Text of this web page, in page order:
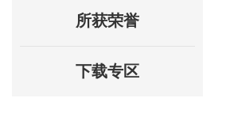
所获荣誉
下载专区